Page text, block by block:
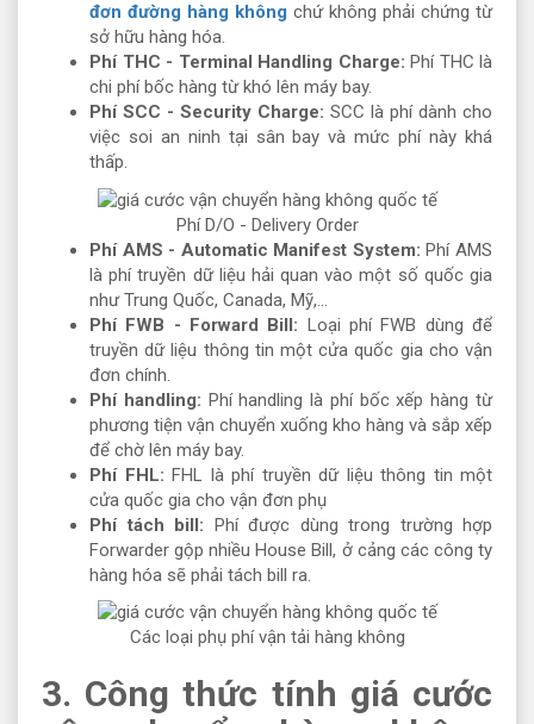
đơn đường hàng không chứ không phải chứng từ
sở hữu hàng hóa.
Phí THC - Terminal Handling Charge: Phí THC là
chi phí bốc hàng từ khó lên máy bay.
Phí SCC - Security Charge: SCC là phí dành cho
việc soi an ninh tại sân bay và mức phí này khá
thấp.
Phí D/O - Delivery Order
Phí AMS - Automatic Manifest System: Phí AMS
là phí truyền dữ liệu hải quan vào một số quốc gia
như Trung Quốc, Canada, Mỹ,...
Phí FWB - Forward Bill: Loại phí FWB dùng để
truyền dữ liệu thông tin một cửa quốc gia cho vận
đơn chính.
Phí handling: Phí handling là phí bốc xếp hàng từ
phương tiện vận chuyển xuống kho hàng và sắp xếp
để chờ lên máy bay.
Phí FHL: FHL là phí truyền dữ liệu thông tin một
cửa quốc gia cho vận đơn phụ
Phí tách bill: Phí được dùng trong trường hợp
Forwarder gộp nhiều House Bill, ở cảng các công ty
hàng hóa sẽ phải tách bill ra.
Các loại phụ phí vận tải hàng không
3. Công thức tính giá cước